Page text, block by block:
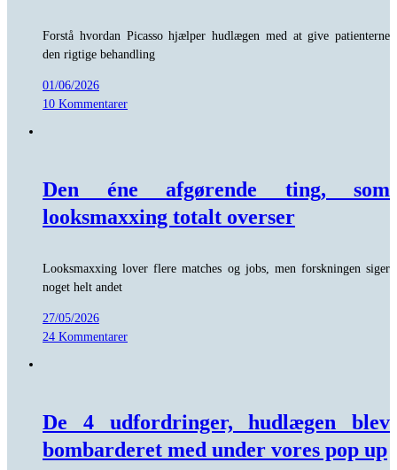
Forstå hvordan Picasso hjælper hudlægen med at give patienterne
den rigtige behandling
01/06/2026
10 Kommentarer
Den éne afgørende ting, som
looksmaxxing totalt overser
Looksmaxxing lover flere matches og jobs, men forskningen siger
noget helt andet
27/05/2026
24 Kommentarer
De 4 udfordringer, hudlægen blev
bombarderet med under vores pop up